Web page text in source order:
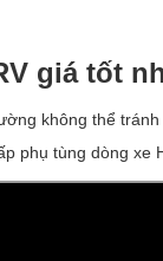
giá tốt
không thể
phụ tùng dòng xe